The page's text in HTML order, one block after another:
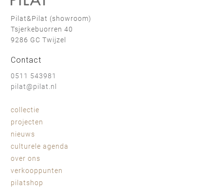
Pilat&Pilat (showroom)
Tsjerkebuorren 40
9286 GC Twijzel
Contact
0511 543981
pilat@pilat.nl
collectie
projecten
nieuws
culturele agenda
over ons
verkooppunten
pilatshop